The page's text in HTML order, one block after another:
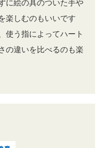
に絵の具のついた手や
楽しむのもいいです
使う指によってハート
の違いを比べるのも楽